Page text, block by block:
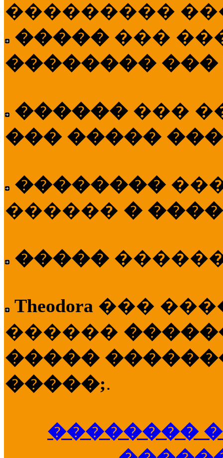
���������
����� ���
�������� ���
������ ���
��� �����
��������
������ �
�����
Theodora ���
������
�����
�����;.
��������